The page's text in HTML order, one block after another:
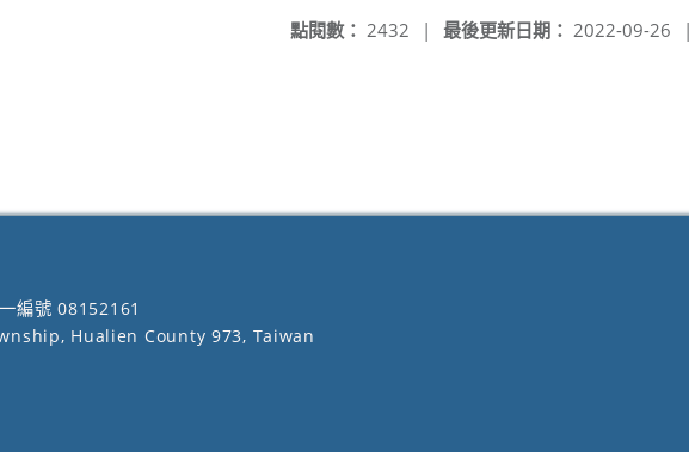
最後更新日期： 2022-09-26 |
點閱數： 2432 |
編號 08152161
Hualien County 973, Taiwan